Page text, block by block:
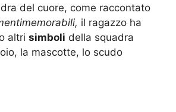
del cuore, come raccontato
il ragazzo ha
altri simboli della squadra
la mascotte, lo scudo